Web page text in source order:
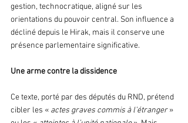
gestion, technocratique, aligné sur les
orientations du pouvoir central. Son influence a
décliné depuis le Hirak, mais il conserve une
présence parlementaire significative.
Une arme contre la dissidence
Ce texte, porté par des députés du RND, prétend
cibler les « actes graves commis à l’étranger »